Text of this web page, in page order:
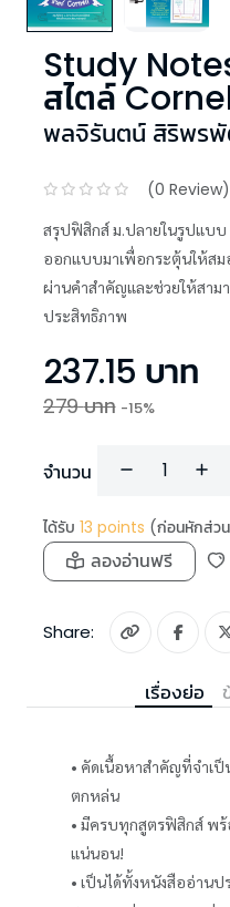
Study
สไตล์
พลจิรันตน์ สิริพร
(0 Review)
สรุปฟิสิกส์ ม.ปลายในรูปแบ
ออกแบบมาเพื่อกระตุ้นให้สมอ
ผ่านคำสำคัญและช่วยให้สาม
ประสิทธิภาพ
237.15 บาท
279บาท -15%
จำนวน
ได้รับ 13 points (ก่อนหักส่ว
ลองอ่านฟรี
Share:
เรื่องย่อ
• คัดเนื้อหาสำคัญที่จำเ
ตกหล่น
• มีครบทุกสูตรฟิสิกส์ พร้
แน่นอน!
• เป็นได้ทั้งหนังสืออ่านป